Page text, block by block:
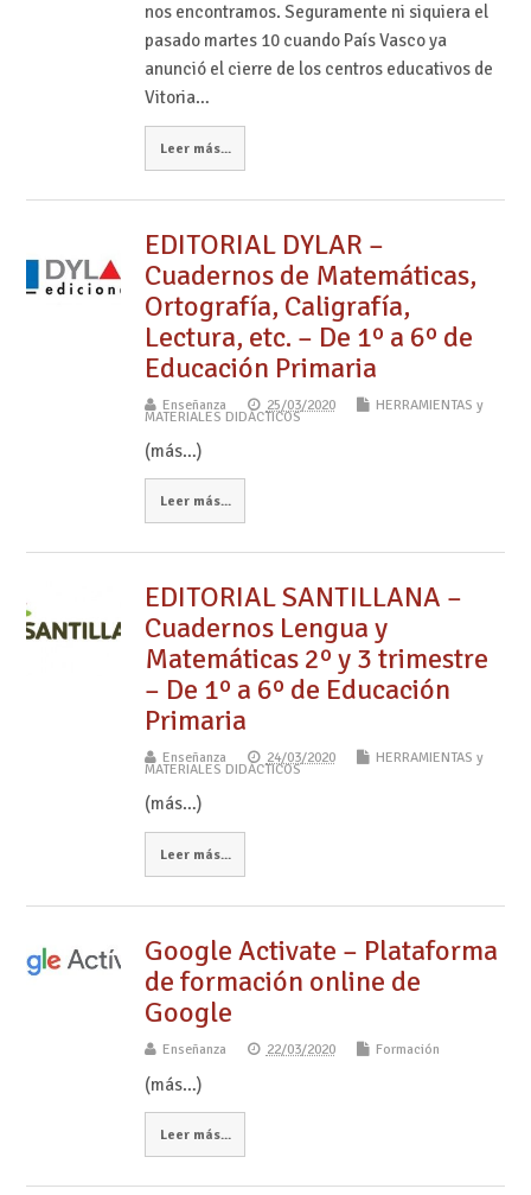
nos encontramos. Seguramente ni siquiera el
pasado martes 10 cuando País Vasco ya
anunció el cierre de los centros educativos de
Vitoria…
Leer más...
EDITORIAL DYLAR –
Cuadernos de Matemáticas,
Ortografía, Caligrafía,
Lectura, etc. – De 1º a 6º de
Educación Primaria
Enseñanza 25/03/2020 HERRAMIENTAS y
MATERIALES DIDÁCTICOS
(más…)
Leer más...
EDITORIAL SANTILLANA –
Cuadernos Lengua y
Matemáticas 2º y 3 trimestre
– De 1º a 6º de Educación
Primaria
Enseñanza 24/03/2020 HERRAMIENTAS y
MATERIALES DIDÁCTICOS
(más…)
Leer más...
Google Activate – Plataforma
de formación online de
Google
Enseñanza 22/03/2020 Formación
(más…)
Leer más...